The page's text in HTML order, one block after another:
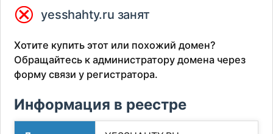
⮿ yesshahty.ru занят
Хотите купить этот или похожий домен?
Обращайтесь к администратору домена через
форму связи у регистратора.
Информация в реестре